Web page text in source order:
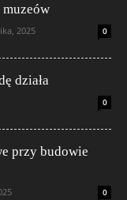
2025 0
działa
0
przy budowie
0